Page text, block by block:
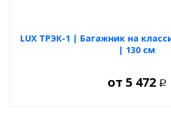
LUX ТРЭК-1 | Багажник на
| 130 см
от 5 472 Р